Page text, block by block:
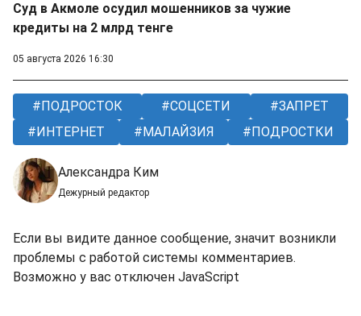
Суд в Акмоле осудил мошенников за чужие
кредиты на 2 млрд тенге
05 августа 2026 16:30
ПОДРОСТОК СОЦСЕТИ
ЗАПРЕТ
ИНТЕРНЕТ
МАЛАЙЗИЯ ПОДРОСТКИ
Александра Ким
Дежурный редактор
Если вы видите данное сообщение, значит возникли
проблемы с работой системы комментариев.
Возможно у вас отключен JavaScript